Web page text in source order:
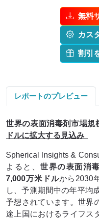
無料
カス
割引
レポートのプレビュー
世界の表面消毒剤市場規
ドルに拡大する見込み
Spherical Insights &
よると、世界の表面消
7,000万米ドルから2030
し、予測期間中の年平均
予想されています。世界
途上国におけるライフス